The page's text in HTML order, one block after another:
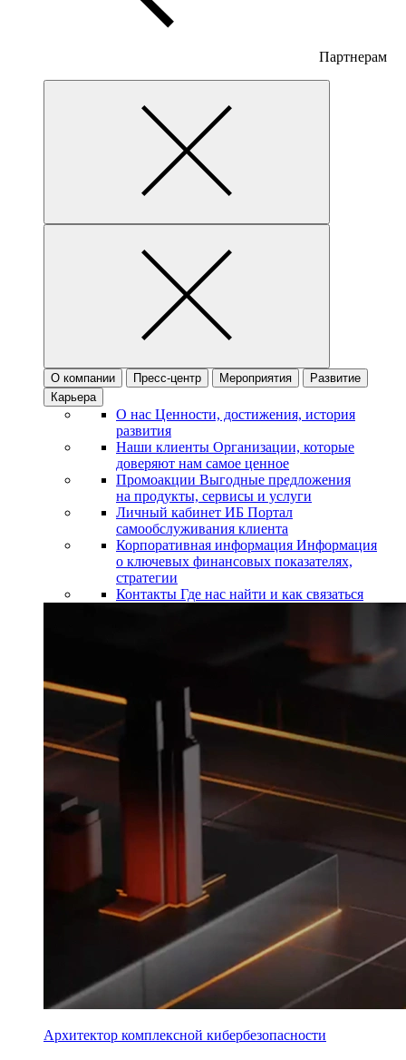
Партнерам
О компании Пресс-центр Мероприятия
Развитие
Карьера
О нас Ценности, достижения, история
развития
Наши клиенты Организации, которые
доверяют нам самое ценное
Промоакции Выгодные предложения
на продукты, сервисы и услуги
Личный кабинет ИБ Портал
самообслуживания клиента
Корпоративная информация Информация
о ключевых финансовых показателях,
стратегии
Контакты Где нас найти и как связаться
Архитектор комплексной кибербезопасности